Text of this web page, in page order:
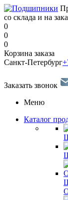
со склада и на
0
0
0
Корзина заказа
Санкт-Петербург
Заказать звонок
Меню
Каталог